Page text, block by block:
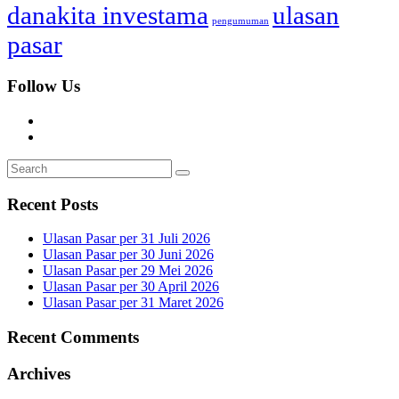
danakita investama pengumuman ulasan
pasar
Follow Us
Recent Posts
Ulasan Pasar per 31 Juli 2026
Ulasan Pasar per 30 Juni 2026
Ulasan Pasar per 29 Mei 2026
Ulasan Pasar per 30 April 2026
Ulasan Pasar per 31 Maret 2026
Recent Comments
Archives